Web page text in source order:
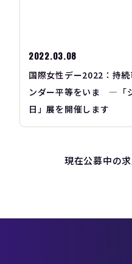
2022.03.08
国際女性デー2022：持
ンダー平等をいま ―「
日」展を開催します
現在公募中の